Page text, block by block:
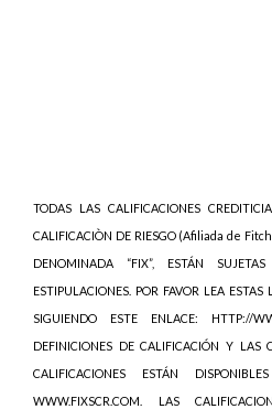
TODAS LAS CALIFICACIONES
CALIFICACIÒN DE RIESGO (Afiliada de
DENOMINADA “FIX”, ESTÁN
ESTIPULACIONES. POR FAVOR LEA
SIGUIENDO ESTE ENLACE: HTTP://
DEFINICIONES DE CALIFICACIÓN Y LAS
CALIFICACIONES ESTÁN
WWW.FIXSCR.COM. LAS